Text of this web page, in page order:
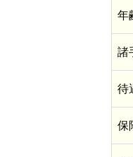
年
諸
待
保